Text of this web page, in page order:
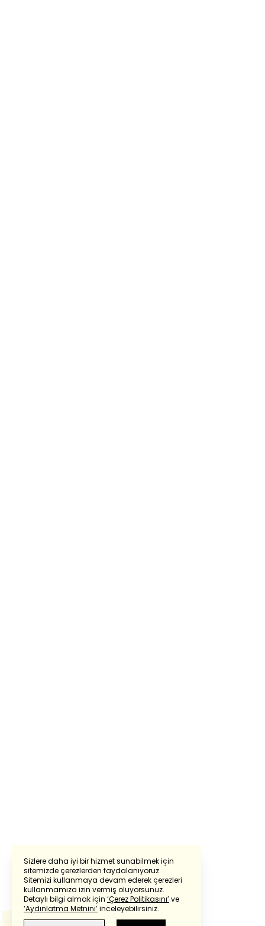
Sizlere daha iyi bir hizmet sunabilmek için
sitemizde çerezlerden faydalanıyoruz.
Sitemizi kullanmaya devam ederek çerezleri
kullanmamıza izin vermiş oluyorsunuz.
Detaylı bilgi almak için ‘Çerez Politikasını’ve
‘Aydınlatma Metnini’inceleyebilirsiniz.
Powered by Translate
Bu çevirideGoogle Transletekullanılmıştır.